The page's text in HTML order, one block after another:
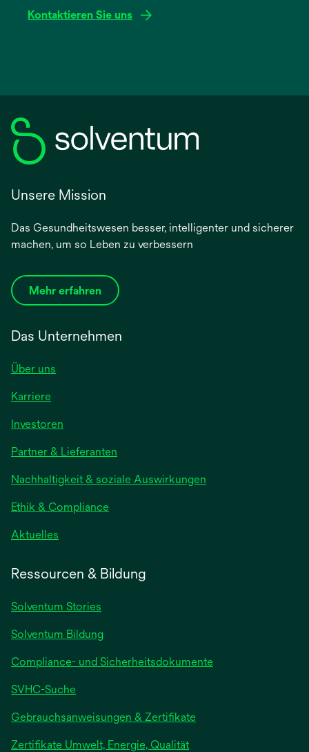
Kontaktieren Sie uns
Unsere Mission
Das Gesundheitswesen besser, intelligenter und sicherer
machen, um so Leben zu verbessern
Mehr erfahren
Das Unternehmen
Über uns
Karriere
Investoren
Partner & Lieferanten
Nachhaltigkeit & soziale Auswirkungen
Ethik & Compliance
Aktuelles
Ressourcen & Bildung
Solventum Stories
Solventum Bildung
Compliance- und Sicherheitsdokumente
SVHC-Suche
Gebrauchsanweisungen & Zertifikatewird
Zertifikate Umwelt, Energie, Qualität